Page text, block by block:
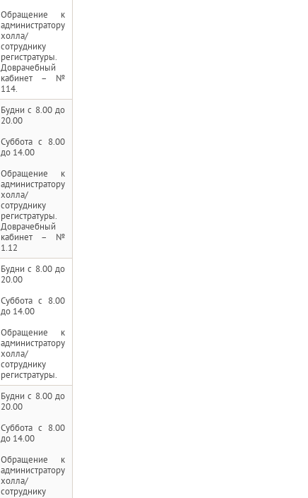
Обращение к
администратору
холла/
сотруднику
регистратуры.
Доврачебный
кабинет – №
114.
Будни с 8.00 до
20.00
Суббота с 8.00
до 14.00
Обращение к
администратору
холла/
сотруднику
регистратуры.
Доврачебный
кабинет – №
1.12
Будни с 8.00 до
20.00
Суббота с 8.00
до 14.00
Обращение к
администратору
холла/
сотруднику
регистратуры.
Будни с 8.00 до
20.00
Суббота с 8.00
до 14.00
Обращение к
администратору
холла/
сотруднику